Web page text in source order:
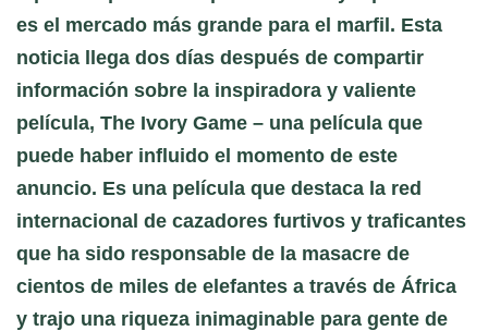
es el mercado más grande para el marfil. Esta
noticia llega dos días después de compartir
información sobre la inspiradora y valiente
película, The Ivory Game – una película que
puede haber influido el momento de este
anuncio. Es una película que destaca la red
internacional de cazadores furtivos y traficantes
que ha sido responsable de la masacre de
cientos de miles de elefantes a través de África
y trajo una riqueza inimaginable para gente de